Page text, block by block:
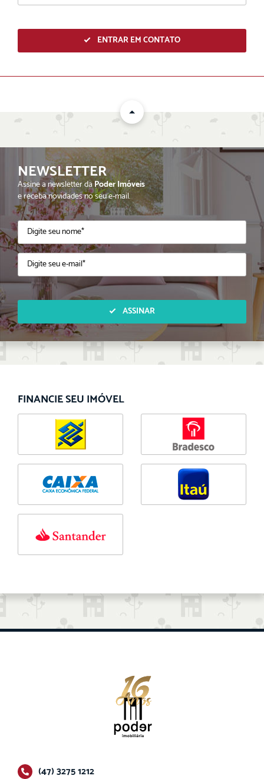
ENTRAR EM CONTATO
ENVIAR
NEWSLETTER
Assine a newsletter daPoder Imóveis
e receba novidades no seu e-mail.
ASSINAR
FINANCIE SEU IMÓVEL
(47) 3275 1212